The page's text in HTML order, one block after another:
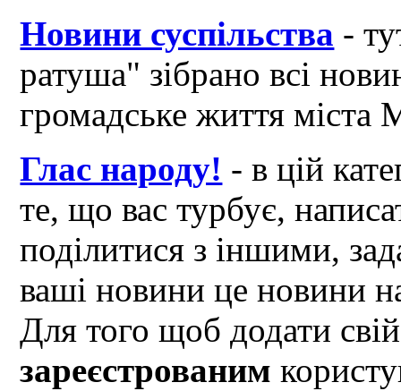
Новини суспільства -
ратуша" зібрано всі
громадське життя міста
Глас народу! - в цій
те, що вас турбує,
поділитися з іншими,
ваші новини це новини
Для того щоб додати
зареєстрованим